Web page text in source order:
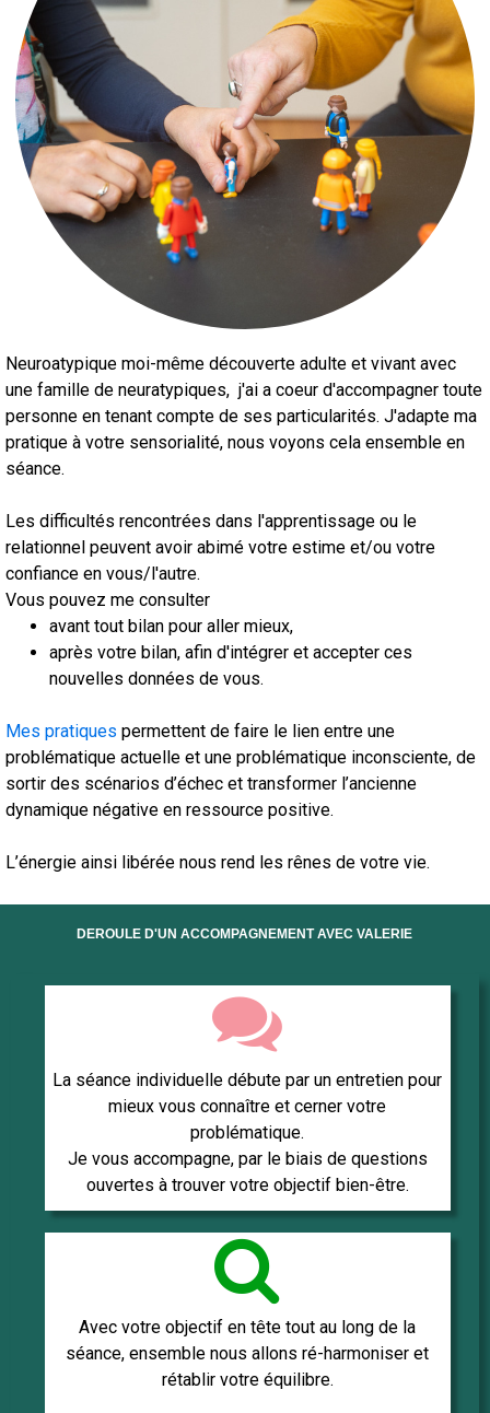
Neuroatypique moi-même découverte adulte et vivant avec
une famille de neuratypiques, j'ai a coeur d'accompagner toute
personne en tenant compte de ses particularités. J'adapte ma
pratique à votre sensorialité, nous voyons cela ensemble en
séance.
Les difficultés rencontrées dans l'apprentissage ou le
relationnel peuvent avoir abimé votre estime et/ou votre
confiance en vous/l'autre.
Vous pouvez me consulter
avant tout bilan pour aller mieux,
après votre bilan, afin d'intégrer et accepter ces
nouvelles données de vous.
Mes pratiques permettent de faire le lien entre une
problématique actuelle et une problématique inconsciente, de
sortir des scénarios d’échec et transformer l’ancienne
dynamique négative en ressource positive.
L’énergie ainsi libérée nous rend les rênes de votre vie.
DEROULE D'UN ACCOMPAGNEMENT AVEC VALERIE

La séance individuelle débute par un entretien pour
mieux vous connaître et cerner votre
problématique.
Je vous accompagne, par le biais de questions
ouvertes à trouver votre objectif bien-être.

Avec votre objectif en tête tout au long de la
séance, ensemble nous allons ré-harmoniser et
rétablir votre équilibre.